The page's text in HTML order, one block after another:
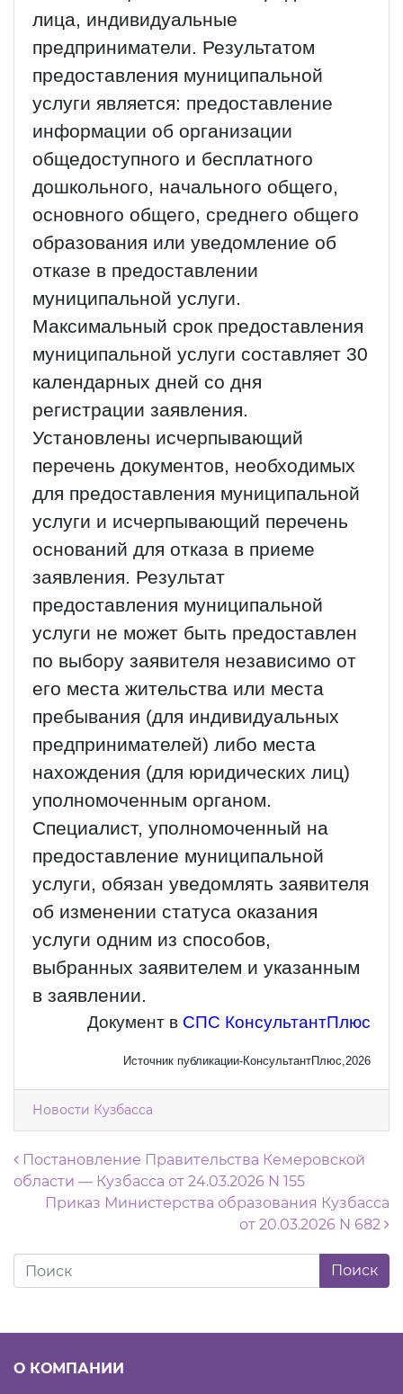
лица, индивидуальные
предприниматели. Результатом
предоставления муниципальной
услуги является: предоставление
информации об организации
общедоступного и бесплатного
дошкольного, начального общего,
основного общего, среднего общего
образования или уведомление об
отказе в предоставлении
муниципальной услуги.
Максимальный срок предоставления
муниципальной услуги составляет 30
календарных дней со дня
регистрации заявления.
Установлены исчерпывающий
перечень документов, необходимых
для предоставления муниципальной
услуги и исчерпывающий перечень
оснований для отказа в приеме
заявления. Результат
предоставления муниципальной
услуги не может быть предоставлен
по выбору заявителя независимо от
его места жительства или места
пребывания (для индивидуальных
предпринимателей) либо места
нахождения (для юридических лиц)
уполномоченным органом.
Специалист, уполномоченный на
предоставление муниципальной
услуги, обязан уведомлять заявителя
об изменении статуса оказания
услуги одним из способов,
выбранных заявителем и указанным
в заявлении.
Документ в СПС КонсультантПлюс
Источник публикации-КонсультантПлюс,2026
Новости Кузбасса
Навигация по записям
Постановление Правительства Кемеровской
области — Кузбасса от 24.03.2026 N 155
Приказ Министерства образования Кузбасса
от 20.03.2026 N 682
О КОМПАНИИ